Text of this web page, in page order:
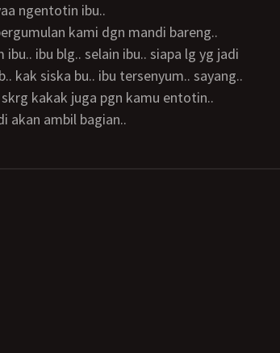
ngentotin ibu..
ibu blg.. selain ibu.. siapa lg yg jadi
kak siska bu.. ibu tersenyum.. sayang..
kakak juga pgn kamu entotin..
akan ambil bagian..